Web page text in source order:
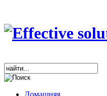
Домашняя